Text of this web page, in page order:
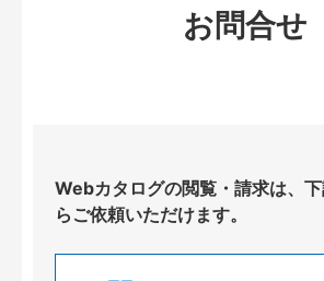
お問合せ
Webカタログの閲覧・請求は、
らご依頼いただけます。